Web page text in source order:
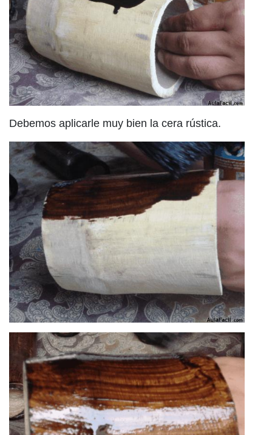
Debemos aplicarle muy bien la cera rústica.